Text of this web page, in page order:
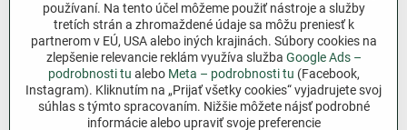
Ďakujeme za podporu
Sme slovenský e-shop bez dotácií​. Fungujeme len
vďaka vám – ľuďom, ktorí veria v poctivú prácu a
lásku k pôde​. Každý nákup na Jutro​.sk nám pomáha
pokračovať v tom, čo má zmysel – pomáhať
záhradkárom zadarmo a srdcom​.
používaní. Na tento účel môžeme použiť nástroje a služby
tretích strán a zhromaždené údaje sa môžu preniesť k
partnerom v EÚ, USA alebo iných krajinách. Súbory cookies na
zlepšenie relevancie reklám využíva služba Google Ads –
podrobnosti tu alebo Meta – podrobnosti tu (Facebook,
Instagram). Kliknutím na „Prijať všetky cookies“ vyjadrujete svoj
súhlas s týmto spracovaním. Nižšie môžete nájsť podrobné
informácie alebo upraviť svoje preferencie